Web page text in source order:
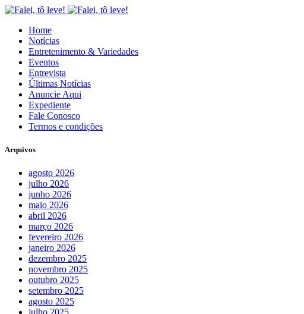
Home
Notícias
Entretenimento & Variedades
Eventos
Entrevista
Últimas Notícias
Anuncie Aqui
Expediente
Fale Conosco
Termos e condições
Arquivos
agosto 2026
julho 2026
junho 2026
maio 2026
abril 2026
março 2026
fevereiro 2026
janeiro 2026
dezembro 2025
novembro 2025
outubro 2025
setembro 2025
agosto 2025